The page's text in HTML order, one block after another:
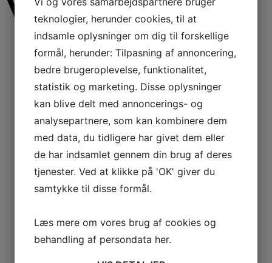
Varekategorier
Affugtning
Adsorptionsaffugtere
Flyaffugtning i Hangar
Kondensaffugtere
AERIAL AD 110
AERIAL AD 40
AERIAL AD 520/540
AERIAL AD 560/580
AERIAL AD 660/680
AERIAL AD 750
AERIAL AD 780-P
teknologier, herunder cookies, til at
indsamle oplysninger om dig til forskellige
formål, herunder: Tilpasning af annoncering,
bedre brugeroplevelse, funktionalitet,
statistik og marketing. Disse oplysninger
kan blive delt med annoncerings- og
analysepartnere, som kan kombinere dem
med data, du tidligere har givet dem eller
de har indsamlet gennem din brug af deres
tjenester. Ved at klikke på 'OK' giver du
samtykke til disse formål.
Læs mere om vores brug af cookies og
behandling af persondata her.